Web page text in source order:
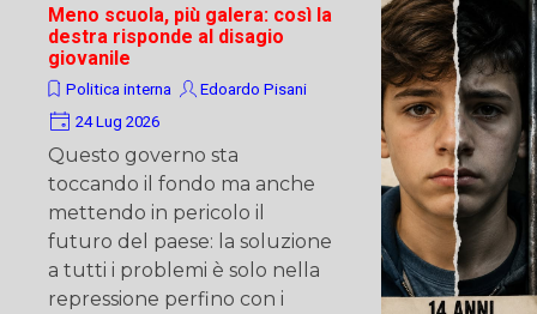
Meno scuola, più galera: così la
destra risponde al disagio
giovanile
Politica interna
Edoardo Pisani
24 Lug 2026
Questo governo sta
toccando il fondo ma anche
mettendo in pericolo il
futuro del paese: la soluzione
a tutti i problemi è solo nella
repressione perfino con i